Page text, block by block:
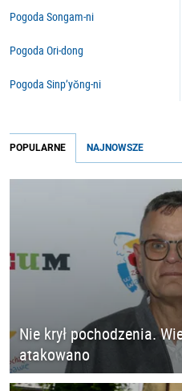
Pogoda Songam-ni
Pogoda Ori-dong
Pogoda Sinp’yŏng-ni
POPULARNE NAJNOWSZE
Nie krył pochodzenia.
atakowano